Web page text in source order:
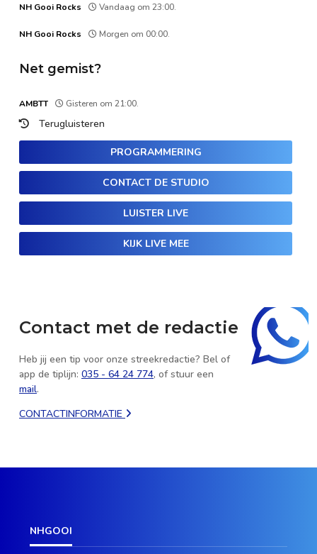
NH Gooi Rocks Vandaag om 23:00.
NH Gooi Rocks Morgen om 00:00.
Net gemist?
AMBTT Gisteren om 21:00.
Terugluisteren
PROGRAMMERING
CONTACT DE STUDIO
LUISTER LIVE
KIJK LIVE MEE
Contact met de redactie
Heb jij een tip voor onze streekredactie? Bel of
app de tiplijn: 035 - 64 24 774, of stuur een
mail.
CONTACTINFORMATIE
NHGOOI